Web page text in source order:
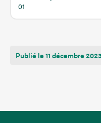
01
Publié le 11 décembre